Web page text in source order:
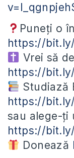
Puneți o
https://
Vrei să
https://
Studiază
https://
sau alege-ți
https://
Donează